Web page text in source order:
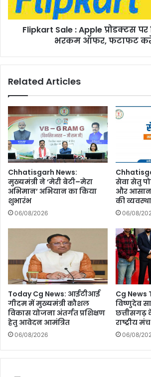
रहा
भारी
Flipkart Sale : Apple प्रोडक्टस पर
भरकम ऑफर, फटाफट
Related Articles
Chhatisgarh News:
मुख्यमंत्री ने ‘मेरी बेटी–मेरा
अभिमान’ अभियान का किया
शुभारंभ
06/08/2026
सेवा सेतु
और आसान
की व्यवस्था
06/08/
Today Cg News: आईटीआई
गीदम में मुख्यमंत्री कौशल
विकास योजना अंतर्गत प्रशिक्षण
हेतु आवेदन आमंत्रित
06/08/2026
Cg News
विष्णुदेव
छत्तीसगढ़
राष्ट्रीय
06/08/